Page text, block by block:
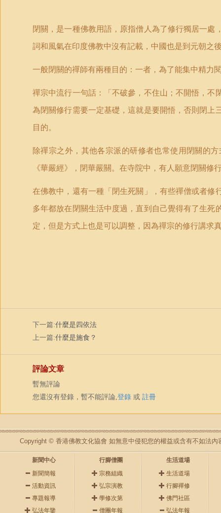
閉關，是一種佛教用語，原指僧人為了修行獨居一
詞和風氣在印度佛教中沒有記載，中國也是到元朝之
一般閉關的禪師有兩種目的：一者，為了能集中精力
禪宗中流行一句話：「不破參，不住山；不開悟，
為閉關修行需要一定基礎，這就是要開悟，否則閉
目的。
除禪宗之外，其他各宗派的研修者也常使用閉關的
《華嚴經》，閉華嚴關。在寺院中，有人願意閉關
在佛教中，還有一種「閉生死關」，有些禪僧或者
多年都放在閉關生活中度過，直到自己覺得有了生
定，但是方式上也是可以調整，因為禪宗的修行講求
下一篇:什麼是四依法
上一篇:什麼是施食？
評論文章
暫無評論
您還沒有登錄，暫不能評論,登錄 或 註冊
Copyright © 香港佛教文化協會 如無意中侵犯您的權益或含有不如法內
新聞中心
新聞簡報
活動資訊
專題報導
弘法年鑒
行腳僧團
宗務組織
弘宗演教
學修次第
僧團年報
生活道場
生活道場
行腳禪修
佛門社區
弘法年報